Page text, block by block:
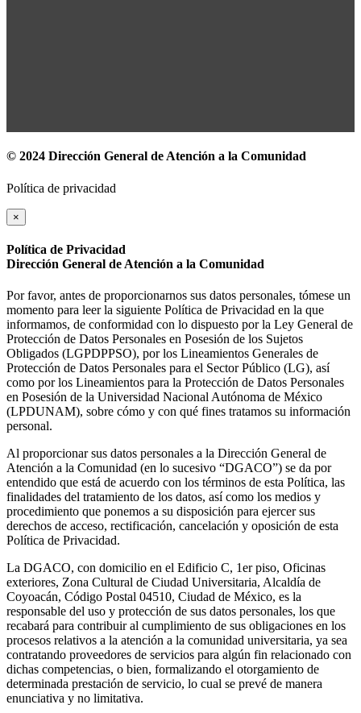
© 2024 Dirección General de Atención a la Comunidad
Política de privacidad
×
Política de Privacidad
Dirección General de Atención a la Comunidad
Por favor, antes de proporcionarnos sus datos personales, tómese un
momento para leer la siguiente Política de Privacidad en la que
informamos, de conformidad con lo dispuesto por la Ley General de
Protección de Datos Personales en Posesión de los Sujetos
Obligados (LGPDPPSO), por los Lineamientos Generales de
Protección de Datos Personales para el Sector Público (LG), así
como por los Lineamientos para la Protección de Datos Personales
en Posesión de la Universidad Nacional Autónoma de México
(LPDUNAM), sobre cómo y con qué fines tratamos su información
personal.
Al proporcionar sus datos personales a la Dirección General de
Atención a la Comunidad (en lo sucesivo “DGACO”) se da por
entendido que está de acuerdo con los términos de esta Política, las
finalidades del tratamiento de los datos, así como los medios y
procedimiento que ponemos a su disposición para ejercer sus
derechos de acceso, rectificación, cancelación y oposición de esta
Política de Privacidad.
La DGACO, con domicilio en el Edificio C, 1er piso, Oficinas
exteriores, Zona Cultural de Ciudad Universitaria, Alcaldía de
Coyoacán, Código Postal 04510, Ciudad de México, es la
responsable del uso y protección de sus datos personales, los que
recabará para contribuir al cumplimiento de sus obligaciones en los
procesos relativos a la atención a la comunidad universitaria, ya sea
contratando proveedores de servicios para algún fin relacionado con
dichas competencias, o bien, formalizando el otorgamiento de
determinada prestación de servicio, lo cual se prevé de manera
enunciativa y no limitativa.